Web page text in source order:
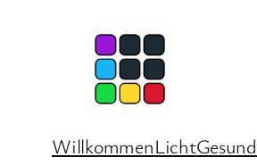
WillkommenLicht